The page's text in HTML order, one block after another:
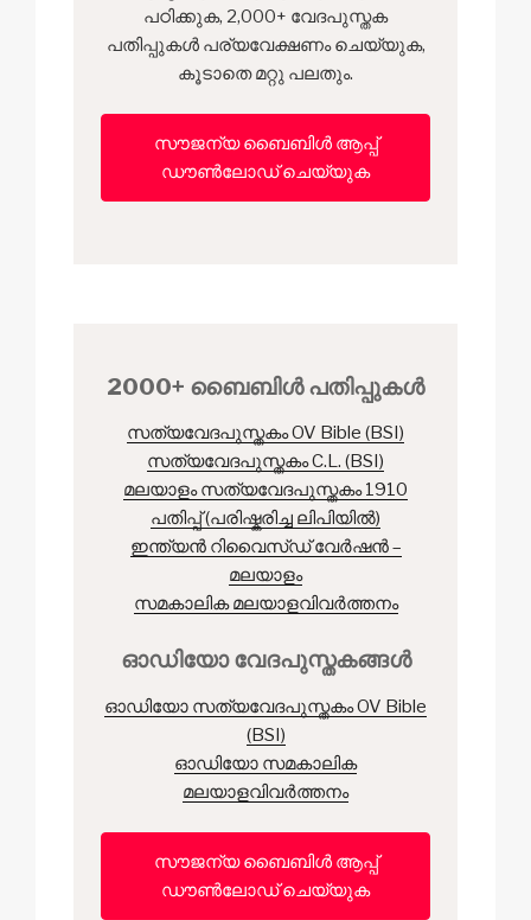
പഠിക്കുക, 2,000+ വേദപുസ്തക
പതിപ്പുകൾ പര്യവേക്ഷണം ചെയ്യുക,
കൂടാതെ മറ്റു പലതും.
സൗജന്യ ബൈബിൾ ആപ്പ്
ഡൗൺലോഡ് ചെയ്യുക
2000+ ബൈബിള്‍ പതിപ്പുകള്‍
സത്യവേദപുസ്തകം OV Bible (BSI)
സത്യവേദപുസ്തകം C.L. (BSI)
മലയാളം സത്യവേദപുസ്തകം 1910
പതിപ്പ് (പരിഷ്കരിച്ച ലിപിയിൽ)
ഇന്ത്യൻ റിവൈസ്ഡ് വേർഷൻ –
മലയാളം
സമകാലിക മലയാളവിവർത്തനം
ഓഡിയോ വേദപുസ്തകങ്ങൾ
ഓഡിയോ സത്യവേദപുസ്തകം OV Bible
(BSI)
ഓഡിയോ സമകാലിക
മലയാളവിവർത്തനം
സൗജന്യ ബൈബിൾ ആപ്പ്
ഡൗൺലോഡ് ചെയ്യുക